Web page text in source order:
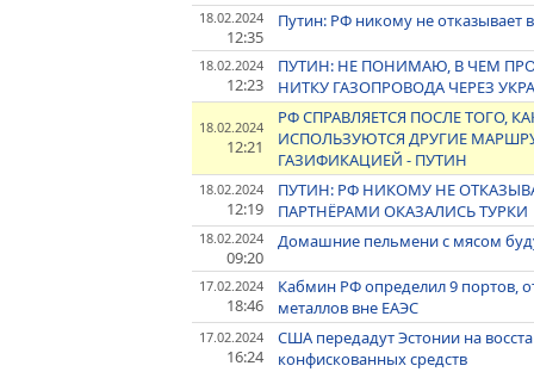
18.02.2024
12:35
Путин: РФ никому не отказывает
18.02.2024
12:23
ПУТИН: НЕ ПОНИМАЮ, В ЧЕМ
НИТКУ ГАЗОПРОВОДА ЧЕРЕЗ
18.02.2024
12:21
РФ СПРАВЛЯЕТСЯ ПОСЛЕ ТОГО,
ИСПОЛЬЗУЮТСЯ ДРУГИЕ
ГАЗИФИКАЦИЕЙ - ПУТИН
18.02.2024
12:19
ПУТИН: РФ НИКОМУ НЕ
ПАРТНЁРАМИ ОКАЗАЛИСЬ ТУРКИ
18.02.2024
09:20
Домашние пельмени с мясом
17.02.2024
18:46
Кабмин РФ определил 9 портов,
металлов вне ЕАЭС
17.02.2024
16:24
США передадут Эстонии на
конфискованных средств